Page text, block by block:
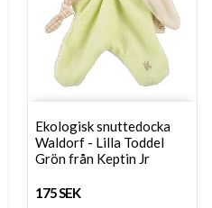
Ekologisk snuttedocka
Waldorf - Lilla Toddel
Grön från Keptin Jr
175 SEK